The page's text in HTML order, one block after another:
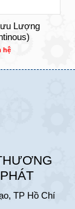
Lượng
hệ
TP Hồ Chí